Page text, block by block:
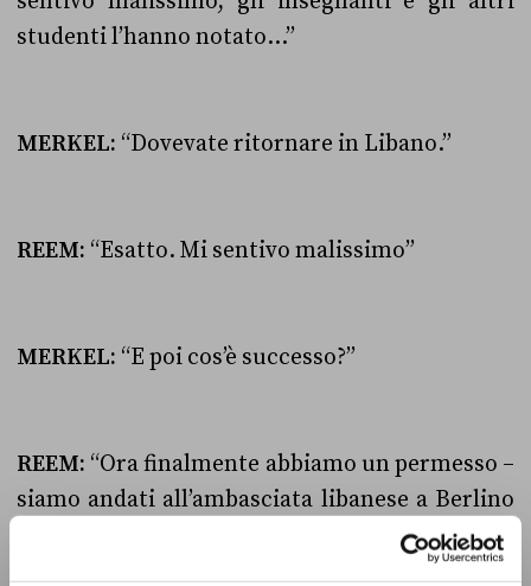
studenti l’hanno notato…”
MERKEL: “Dovevate ritornare in Libano.”
REEM: “Esatto. Mi sentivo malissimo”
MERKEL: “E poi cos’è successo?”
REEM: “Ora finalmente abbiamo un permesso –
siamo andati all’ambasciata libanese a Berlino
e abbiamo ritirato i passaporti libanesi, e
adesso stiamo aspettando la decisione delle